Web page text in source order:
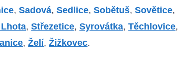
,Sadová,Sedlice,Sobětuš,Sovětice,
,Střezetice,Syrovátka,Těchlovice,
,Želí,Žižkovec.